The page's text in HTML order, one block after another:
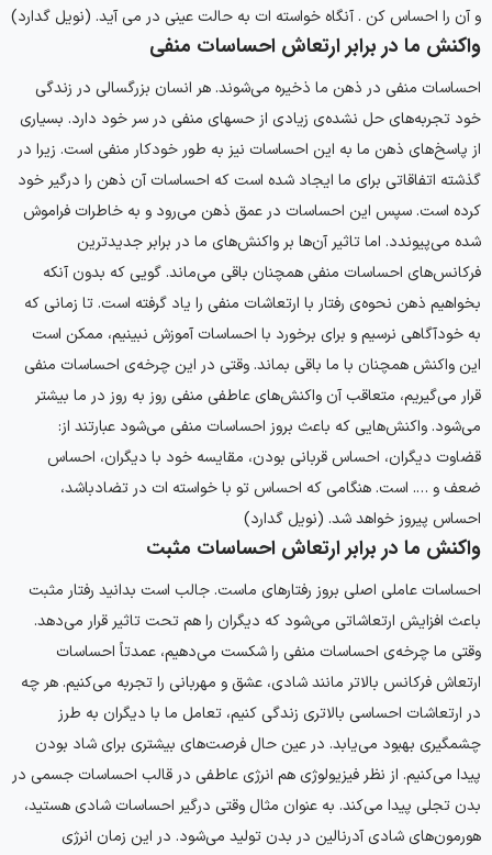
و آن را احساس کن . آنگاه خواسته ات به حالت عینی در می آید. (نویل گدارد)
واکنش ما در برابر ارتعاش احساسات منفی
احساسات منفی در ذهن ما ذخیره می‌شوند. هر انسان بزرگسالی در زندگی
خود تجربه‌های حل نشده‌ی زیادی از حسهای منفی در سر خود دارد. بسیاری
از پاسخ‌های ذهن ما به این احساسات نیز به طور خودکار منفی است. زیرا در
گذشته اتفاقاتی برای ما ایجاد شده است که احساسات آن ذهن را درگیر خود
کرده است. سپس این احساسات در عمق ذهن می‌رود و به خاطرات فراموش
شده می‌پیوندد. اما تاثیر آن‌ها بر واکنش‌های ما در برابر جدیدترین
فرکانس‌های احساسات منفی همچنان باقی می‌ماند. گویی که بدون آنکه
بخواهیم ذهن نحوه‌ی رفتار با ارتعاشات منفی را یاد گرفته است. تا زمانی که
به خودآگاهی نرسیم و برای برخورد با احساسات آموزش نبینیم، ممکن است
این واکنش همچنان با ما باقی بماند. وقتی در این چرخه‌ی احساسات منفی
قرار می‌گیریم، متعاقب آن واکنش‌های عاطفی منفی روز به روز در ما بیشتر
می‌شود. واکنش‌هایی که باعث بروز احساسات منفی می‌شود عبارتند از:
قضاوت دیگران، احساس قربانی بودن، مقایسه خود با دیگران، احساس
ضعف و …. است. هنگامی که احساس تو با خواسته ات در تضادباشد،
احساس پیروز خواهد شد. (نویل گدارد)
واکنش ما در برابر ارتعاش احساسات مثبت
احساسات عاملی اصلی بروز رفتارهای ماست. جالب است بدانید رفتار مثبت
باعث افزایش ارتعاشاتی می‌شود که دیگران را هم تحت تاثیر قرار می‌دهد.
وقتی ما چرخه‌ی احساسات منفی را شکست می‌دهیم، عمدتاً احساسات
ارتعاش فرکانس بالاتر مانند شادی، عشق و مهربانی را تجربه می‌کنیم. هر چه
در ارتعاشات احساسی بالاتری زندگی کنیم، تعامل ما با دیگران به طرز
چشمگیری بهبود می‌یابد. در عین حال فرصت‌های بیشتری برای شاد بودن
پیدا می‌کنیم. از نظر فیزیولوژی هم انرژی عاطفی در قالب احساسات جسمی در
بدن تجلی پیدا می‌کند. به عنوان مثال وقتی درگیر احساسات شادی هستید،
هورمون‌های شادی آدرنالین در بدن تولید می‌شود. در این زمان انرژی